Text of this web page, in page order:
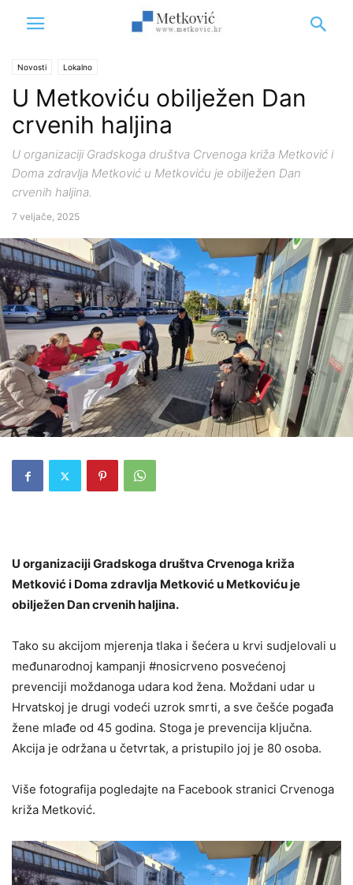
Novosti Lokalno
U Metkoviću obilježen Dan
crvenih haljina
U organizaciji Gradskoga društva Crvenoga križa Metković i
Doma zdravlja Metković u Metkoviću je obilježen Dan
crvenih haljina.
7 veljače, 2025
U organizaciji Gradskoga društva Crvenoga križa
Metković i Doma zdravlja Metković u Metkoviću je
obilježen Dan crvenih haljina.
Tako su akcijom mjerenja tlaka i šećera u krvi sudjelovali u
međunarodnoj kampanji #nosicrveno posvećenoj
prevenciji moždanoga udara kod žena. Moždani udar u
Hrvatskoj je drugi vodeći uzrok smrti, a sve češće pogađa
žene mlađe od 45 godina. Stoga je prevencija ključna.
Akcija je održana u četvrtak, a pristupilo joj je 80 osoba.
Više fotografija pogledajte na Facebook stranici Crvenoga
križa Metković.